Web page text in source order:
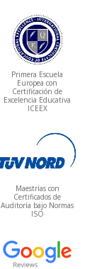
Primera Escuela
Europea con
Certificación de
Excelencia Educativa
ICEEX
Maestrías con
Certificados de
Auditoría bajo Normas
ISO